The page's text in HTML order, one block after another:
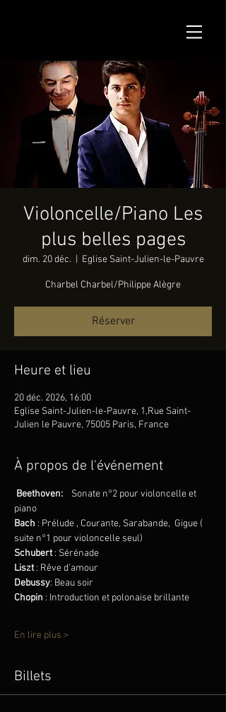
Violoncelle/Piano Les
plus belles pages
dim. 20 déc. Eglise Saint-Julien-le-Pauvre
Charbel Charbel/Philippe Alègre
Réserver
Heure et lieu
20 déc. 2026, 16:00
Eglise Saint-Julien-le-Pauvre, 1,Rue Saint-
Julien le Pauvre, 75005 Paris, France
À propos de l'événement
Beethoven:
Sonate n°2 pour violoncelle et
piano
Bach : Prélude , Courante, Sarabande,  Gigue (
suite n°1 pour violoncelle seul)
Schubert : Sérénade
Liszt : Rêve d’amour
Debussy: Beau soir
Chopin : Introduction et polonaise brillante
En lire plus >
Billets